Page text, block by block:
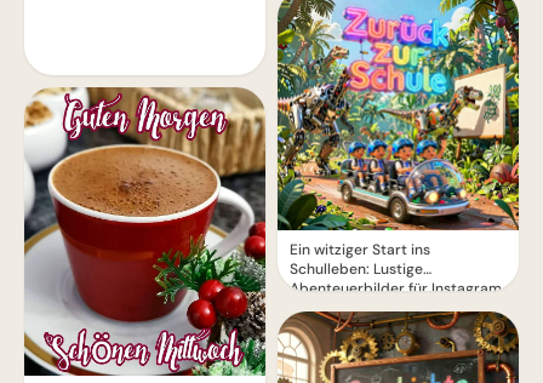
Ein witziger Start ins
Schulleben: Lustige
Abenteuerbilder für Instagram